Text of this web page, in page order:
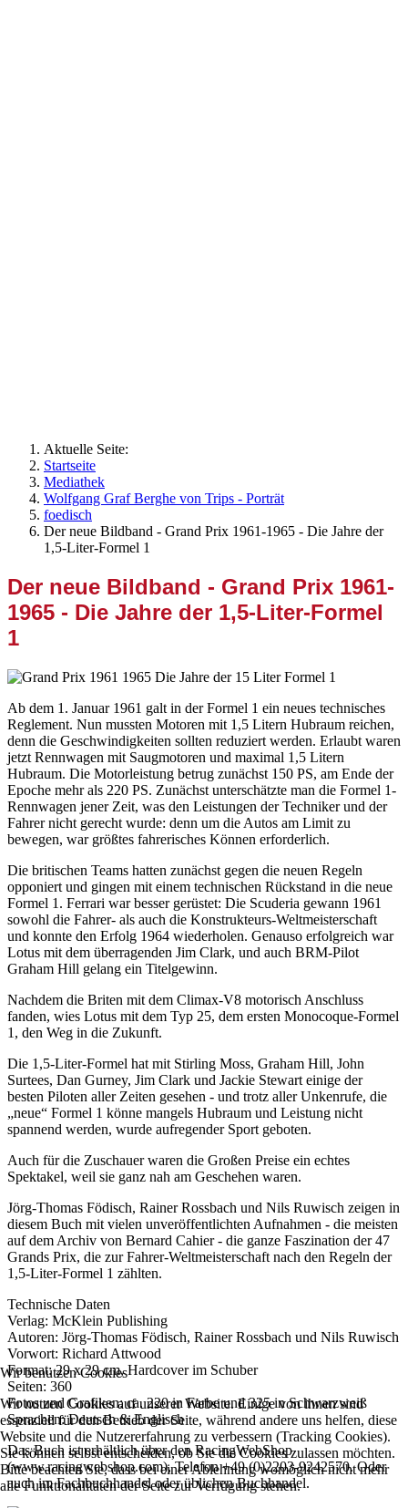
Aktuelle Seite:
Startseite
Mediathek
Wolfgang Graf Berghe von Trips - Porträt
foedisch
Der neue Bildband - Grand Prix 1961-1965 - Die Jahre der
1,5-Liter-Formel 1
Der neue Bildband - Grand Prix 1961-
1965 - Die Jahre der 1,5-Liter-Formel
1
Ab dem 1. Januar 1961 galt in der Formel 1 ein neues technisches
Reglement. Nun mussten Motoren mit 1,5 Litern Hubraum reichen,
denn die Geschwindigkeiten sollten reduziert werden. Erlaubt waren
jetzt Rennwagen mit Saugmotoren und maximal 1,5 Litern
Hubraum. Die Motorleistung betrug zunächst 150 PS, am Ende der
Epoche mehr als 220 PS. Zunächst unterschätzte man die Formel 1-
Rennwagen jener Zeit, was den Leistungen der Techniker und der
Fahrer nicht gerecht wurde: denn um die Autos am Limit zu
bewegen, war größtes fahrerisches Können erforderlich.
Die britischen Teams hatten zunächst gegen die neuen Regeln
opponiert und gingen mit einem technischen Rückstand in die neue
Formel 1. Ferrari war besser gerüstet: Die Scuderia gewann 1961
sowohl die Fahrer- als auch die Konstrukteurs-Weltmeisterschaft
und konnte den Erfolg 1964 wiederholen. Genauso erfolgreich war
Lotus mit dem überragenden Jim Clark, und auch BRM-Pilot
Graham Hill gelang ein Titelgewinn.
Nachdem die Briten mit dem Climax-V8 motorisch Anschluss
fanden, wies Lotus mit dem Typ 25, dem ersten Monocoque-Formel
1, den Weg in die Zukunft.
Die 1,5-Liter-Formel hat mit Stirling Moss, Graham Hill, John
Surtees, Dan Gurney, Jim Clark und Jackie Stewart einige der
besten Piloten aller Zeiten gesehen - und trotz aller Unkenrufe, die
„neue“ Formel 1 könne mangels Hubraum und Leistung nicht
spannend werden, wurde aufregender Sport geboten.
Auch für die Zuschauer waren die Großen Preise ein echtes
Spektakel, weil sie ganz nah am Geschehen waren.
Jörg-Thomas Födisch, Rainer Rossbach und Nils Ruwisch zeigen in
diesem Buch mit vielen unveröffentlichten Aufnahmen - die meisten
auf dem Archiv von Bernard Cahier - die ganze Faszination der 47
Grands Prix, die zur Fahrer-Weltmeisterschaft nach den Regeln der
1,5-Liter-Formel 1 zählten.
Technische Daten
Verlag: McKlein Publishing
Autoren: Jörg-Thomas Födisch, Rainer Rossbach und Nils Ruwisch
Vorwort: Richard Attwood
Format: 29 x 29 cm, Hardcover im Schuber
Seiten: 360
Fotos und Grafiken: ca. 220 in Farbe und 325 in Schwarzweiß
Sprachen: Deutsch & Englisch
Das Buch ist erhältlich über den RacingWebShop
(www.racingwebshop.com), Telefon +49 (0)2203-9242570. Oder
auch im Fachbuchhandel oder üblichen Buchhandel.
Wir benutzen Cookies
Wir nutzen Cookies auf unserer Website. Einige von ihnen sind
essenziell für den Betrieb der Seite, während andere uns helfen, diese
Website und die Nutzererfahrung zu verbessern (Tracking Cookies).
Sie können selbst entscheiden, ob Sie die Cookies zulassen möchten.
Bitte beachten Sie, dass bei einer Ablehnung womöglich nicht mehr
alle Funktionalitäten der Seite zur Verfügung stehen.